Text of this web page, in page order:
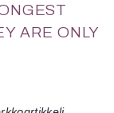
ARE ONLY